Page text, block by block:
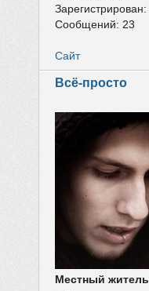
Зарегистрирован:
Сообщений: 23
Сайт
Всё-просто
Местный житель